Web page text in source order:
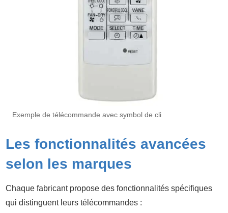
Exemple de télécommande avec symbol de cli
Les fonctionnalités avancées
selon les marques
Chaque fabricant propose des fonctionnalités spécifiques
qui distinguent leurs télécommandes :